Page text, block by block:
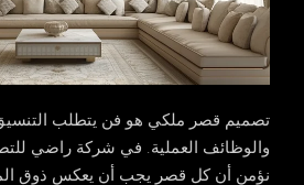
تصميم قصر ملكي هو فن يتطلب
والوظائف العملية. في شركة راضي
نؤمن أن كل قصر يجب أن يعكس ذوق